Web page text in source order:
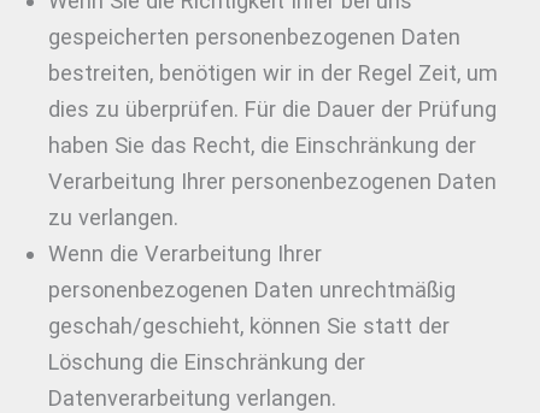
gespeicherten personenbezogenen Daten
bestreiten, benötigen wir in der Regel Zeit, um
dies zu überprüfen. Für die Dauer der Prüfung
haben Sie das Recht, die Einschränkung der
Verarbeitung Ihrer personenbezogenen Daten
zu verlangen.
Wenn die Verarbeitung Ihrer
personenbezogenen Daten unrechtmäßig
geschah/geschieht, können Sie statt der
Löschung die Einschränkung der
Datenverarbeitung verlangen.